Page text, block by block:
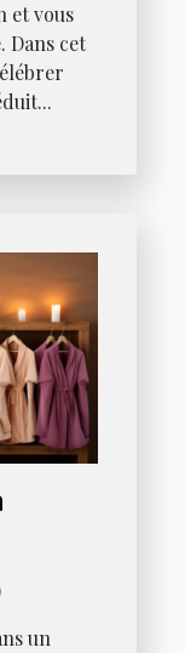
et vous
Dans cet
un